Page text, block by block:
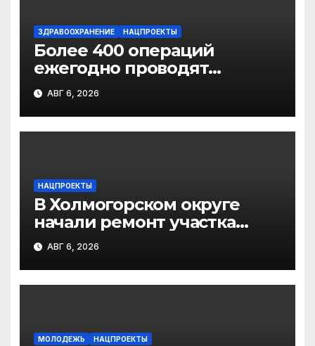
ЗДРАВООХРАНЕНИЕ НАЦПРОЕКТЫ
Более 400 операций
ежегодно проводят
торакальные хирурги
Архангельского
онкодиспансера
АВГ 6, 2026
НАЦПРОЕКТЫ
В Холмогорском округе
начали ремонт участка
дороги Емецк – Сельцо
АВГ 6, 2026
МОЛОДЕЖЬ НАЦПРОЕКТЫ